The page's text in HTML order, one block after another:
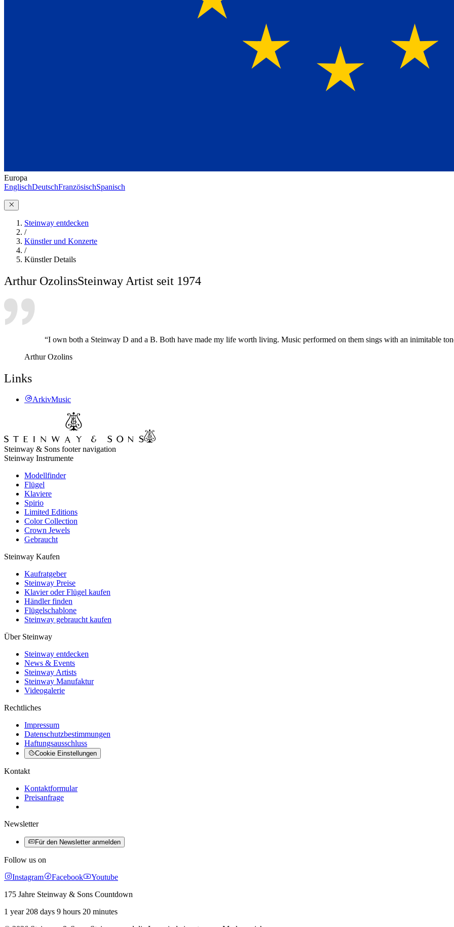
Europa
EnglischDeutschFranzösischSpanisch
Steinway entdecken
/
Künstler und Konzerte
/
Künstler Details
Arthur OzolinsSteinway Artist seit 1974
“I own both a Steinway D and a B. Both have made my life worth living. Music performed on them sings with an inimitable
Arthur Ozolins
Links
ArkivMusic
Steinway & Sons footer navigation
Steinway Instrumente
Modellfinder
Flügel
Klaviere
Spirio
Limited Editions
Color Collection
Crown Jewels
Gebraucht
Steinway Kaufen
Kaufratgeber
Steinway Preise
Klavier oder Flügel kaufen
Händler finden
Flügelschablone
Steinway gebraucht kaufen
Über Steinway
Steinway entdecken
News & Events
Steinway Artists
Steinway Manufaktur
Videogalerie
Rechtliches
Impressum
Datenschutzbestimmungen
Haftungsausschluss
Cookie Einstellungen
Kontakt
Kontaktformular
Preisanfrage
Newsletter
Für den Newsletter anmelden
Follow us on
Instagram
Facebook
Youtube
175 Jahre Steinway & Sons Countdown
1 year 208 days 9 hours 20 minutes